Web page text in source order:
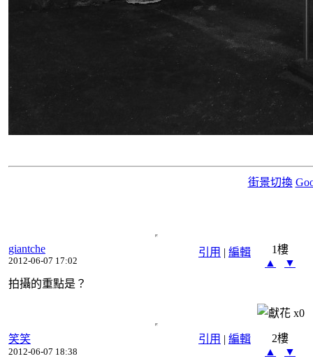
街景切換
引用 | 編輯
giantche
2012-06-07 17:02
1樓
▲
▼
拍攝的重點是？
x0
引用 | 編輯
笑笑
2012-06-07 18:38
2樓
▲
▼